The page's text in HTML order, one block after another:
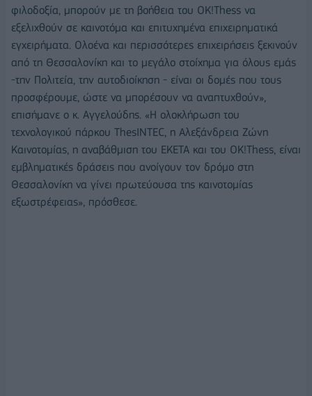
φιλοδοξία, μπορούν με τη βοήθεια του ΟΚ!Τhess να
εξελιχθούν σε καινοτόμα και επιτυχημένα επιχειρηματικά
εγχειρήματα. Ολοένα και περισσότερες επιχειρήσεις ξεκινούν
από τη Θεσσαλονίκη και το μεγάλο στοίχημα για όλους εμάς
-την Πολιτεία, την αυτοδιοίκηση - είναι οι δομές που τους
προσφέρουμε, ώστε να μπορέσουν να αναπτυχθούν»,
επισήμανε ο κ. Αγγελούδης. «Η ολοκλήρωση του
τεχνολογικού πάρκου ThesINTEC, η Αλεξάνδρεια Ζώνη
Καινοτομίας, η αναβάθμιση του ΕΚΕΤΑ και του ΟΚ!Τhess, είναι
εμβληματικές δράσεις που ανοίγουν τον δρόμο στη
Θεσσαλονίκη να γίνει πρωτεύουσα της καινοτομίας
εξωστρέφειας», πρόσθεσε.